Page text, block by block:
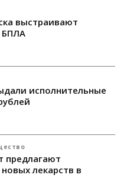
выстраивают
БПЛА
исполнительные
предлагают
лекарств в